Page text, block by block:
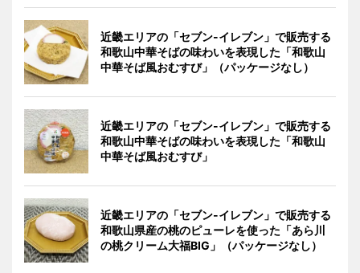
近畿エリアの「セブン-イレブン」で販売する
和歌山中華そばの味わいを表現した「和歌山
中華そば風おむすび」（パッケージなし）
近畿エリアの「セブン-イレブン」で販売する
和歌山中華そばの味わいを表現した「和歌山
中華そば風おむすび」
近畿エリアの「セブン-イレブン」で販売する
和歌山県産の桃のピューレを使った「あら川
の桃クリーム大福BIG」（パッケージなし）